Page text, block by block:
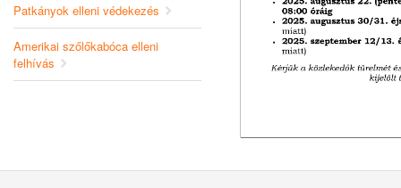
Patkányok elleni védekezés
Amerikai szőlőkabóca elleni
felhívás